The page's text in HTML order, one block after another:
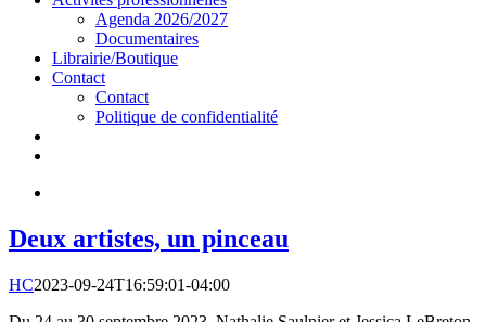
Agenda 2026/2027
Documentaires
Librairie/Boutique
Contact
Contact
Politique de confidentialité
Deux artistes, un pinceau
HC2023-09-24T16:59:01-04:00